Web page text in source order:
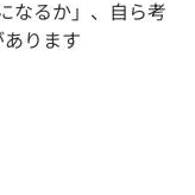
なるか」、自ら考
ります